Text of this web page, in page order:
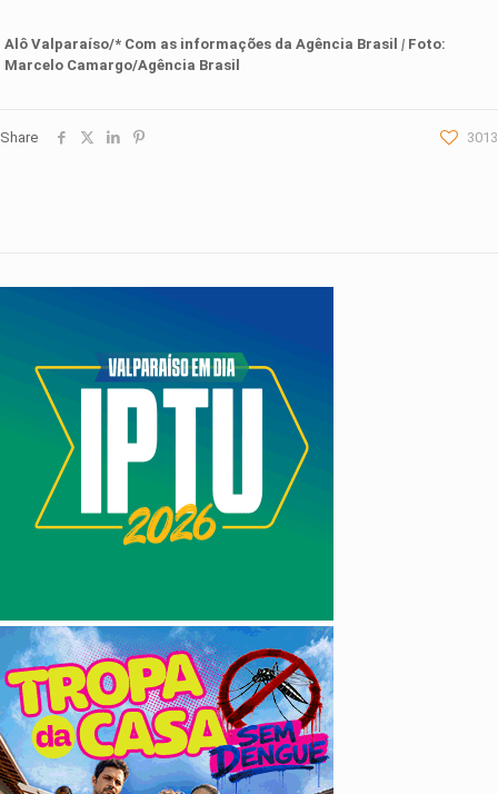
Alô Valparaíso/* Com as informações da Agência Brasil| Foto:
Marcelo Camargo/Agência Brasil
Share 3013